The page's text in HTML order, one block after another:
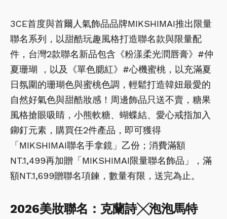
3CE首度與首爾人氣飾品品牌MIKSHIMAI推出限量
聯名系列，以甜酷玩趣風格打造聯名款與限量配
件，台灣2款聯名新品包含《粉漾柔光潤唇膏》#仲
夏珊瑚 ，以及《單色腮紅》#心機蜜桃，以充滿夏
日氛圍的珊瑚色與蜜桃色調，輕鬆打造韓妞最愛的
自然好氣色與甜酷妝感！周邊飾品只送不賣，糖果
風格搶眼吸睛，小熊軟糖、蝴蝶結、愛心戒指加入
鉚釘元素，購買任2件產品，即可獲得
「MIKSHIMAI聯名手拿鏡」乙份；消費滿額
NT.1,499再加贈「MIKSHIMAI限量聯名飾品」，滿
額NT.1,699贈聯名項鍊，數量有限，送完為止。
2026美妝聯名：克蘭詩╳泡泡馬特